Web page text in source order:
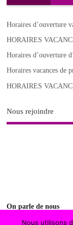
Horaires d’ouverture
HORAIRES
Horaires d’ouverture
Horaires vacances de
HORAIRES
Nous rejoindre
On parle de nous
Nous utilisons